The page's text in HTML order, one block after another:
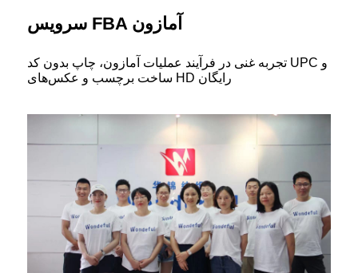
سرویس FBA آمازون
تجربه غنی در فرآیند عملیات آمازون، چاپ بدون کد UPC و
ساخت برچسب و عکس‌های HD رایگان